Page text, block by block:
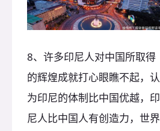
8、许多印尼人对中国所取得
的辉煌成就打心眼瞧不起，认
为印尼的体制比中国优越，印
尼人比中国人有创造力，世界